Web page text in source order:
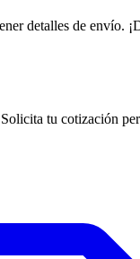
detalles de envío.
Solicita tu cotización